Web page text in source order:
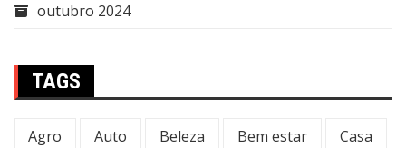
outubro 2024
TAGS
Agro Auto Beleza Bem estar Casa